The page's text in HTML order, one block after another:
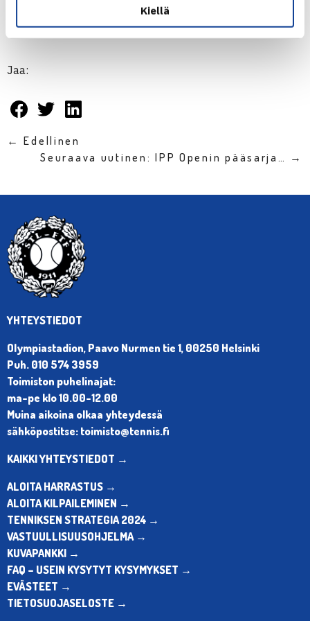
Kiellä
Jaa:
← Edellinen
Seuraava uutinen: IPP Openin pääsarja… →
YHTEYSTIEDOT
Olympiastadion, Paavo Nurmen tie 1, 00250 Helsinki
Puh. 010 574 3959
Toimiston puhelinajat:
ma-pe klo 10.00-12.00
Muina aikoina olkaa yhteydessä
sähköpostitse: toimisto@tennis.fi
KAIKKI YHTEYSTIEDOT →
ALOITA HARRASTUS →
ALOITA KILPAILEMINEN →
TENNIKSEN STRATEGIA 2024 →
VASTUULLISUUSOHJELMA →
KUVAPANKKI →
FAQ – USEIN KYSYTYT KYSYMYKSET →
EVÄSTEET →
TIETOSUOJASELOSTE →